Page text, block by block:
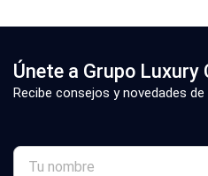
Únete a Grupo Luxury
Recibe consejos y novedades